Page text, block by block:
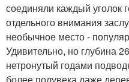
соединяли каждый уголок
отдельного внимания
необычное место -
Удивительно, но глубина
нетронутый годами